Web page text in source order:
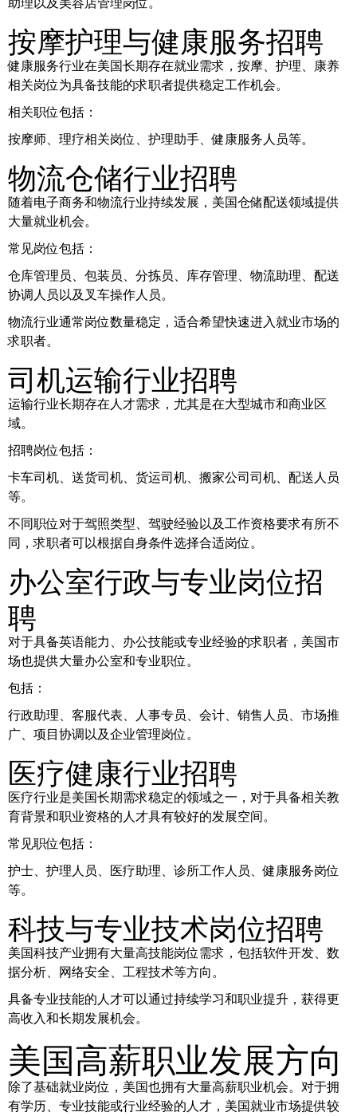
按摩护理与健康服务招聘
健康服务行业在美国长期存在就业需求，按摩、护理、康养
相关岗位为具备技能的求职者提供稳定工作机会。
相关职位包括：
按摩师、理疗相关岗位、护理助手、健康服务人员等。
物流仓储行业招聘
随着电子商务和物流行业持续发展，美国仓储配送领域提供
大量就业机会。
常见岗位包括：
仓库管理员、包装员、分拣员、库存管理、物流助理、配送
协调人员以及叉车操作人员。
物流行业通常岗位数量稳定，适合希望快速进入就业市场的
求职者。
司机运输行业招聘
运输行业长期存在人才需求，尤其是在大型城市和商业区
域。
招聘岗位包括：
卡车司机、送货司机、货运司机、搬家公司司机、配送人员
等。
不同职位对于驾照类型、驾驶经验以及工作资格要求有所不
同，求职者可以根据自身条件选择合适岗位。
办公室行政与专业岗位招
聘
对于具备英语能力、办公技能或专业经验的求职者，美国市
场也提供大量办公室和专业职位。
包括：
行政助理、客服代表、人事专员、会计、销售人员、市场推
广、项目协调以及企业管理岗位。
医疗健康行业招聘
医疗行业是美国长期需求稳定的领域之一，对于具备相关教
育背景和职业资格的人才具有较好的发展空间。
常见职位包括：
护士、护理人员、医疗助理、诊所工作人员、健康服务岗位
等。
科技与专业技术岗位招聘
美国科技产业拥有大量高技能岗位需求，包括软件开发、数
据分析、网络安全、工程技术等方向。
具备专业技能的人才可以通过持续学习和职业提升，获得更
高收入和长期发展机会。
美国高薪职业发展方向
除了基础就业岗位，美国也拥有大量高薪职业机会。对于拥
有学历、专业技能或行业经验的人才，美国就业市场提供较